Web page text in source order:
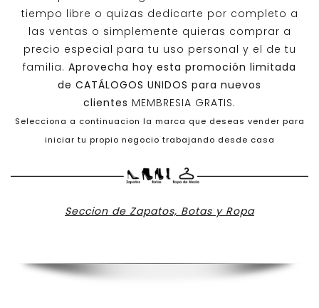
tiempo libre o quizas dedicarte por completo a
las ventas o simplemente quieras comprar a
precio especial para tu uso personal y el de tu
familia. Aprovecha hoy esta promoción limitada
de CATÁLOGOS UNIDOS para nuevos
clientes MEMBRESIA GRATIS.
Selecciona a continuacion la marca que deseas vender para
iniciar tu propio negocio trabajando desde casa
Seccion de Zapatos, Botas y Ropa